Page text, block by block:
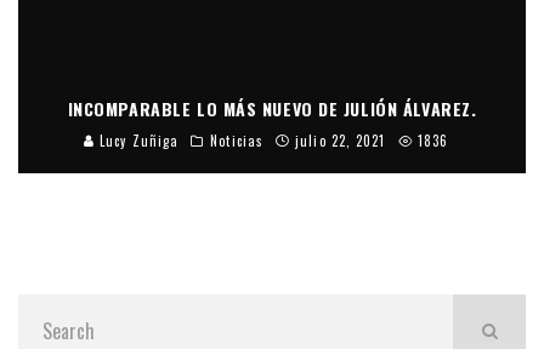
INCOMPARABLE LO MÁS NUEVO DE JULIÓN ÁLVAREZ.
Lucy Zuñiga Noticias julio 22, 2021 1836